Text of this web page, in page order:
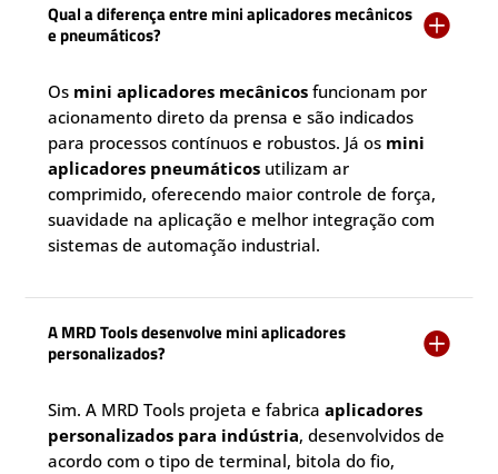
Qual a diferença entre mini aplicadores mecânicos
e pneumáticos?

Os mini aplicadores mecânicos funcionam por
acionamento direto da prensa e são indicados
para processos contínuos e robustos. Já os mini
aplicadores pneumáticos utilizam ar
comprimido, oferecendo maior controle de força,
suavidade na aplicação e melhor integração com
sistemas de automação industrial.
A MRD Tools desenvolve mini aplicadores
personalizados?

Sim. A MRD Tools projeta e fabricaaplicadores
personalizados para indústria, desenvolvidos de
acordo com o tipo de terminal, bitola do fio,